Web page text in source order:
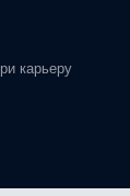
карьеру